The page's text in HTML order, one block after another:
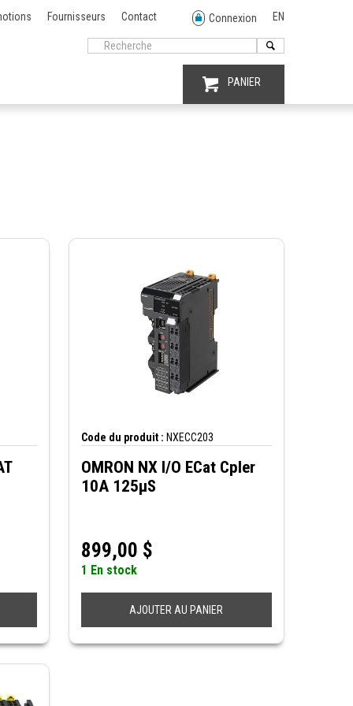
Fournisseurs Contact Connexion EN
PANIER
Code du produit : NXECC203
OMRON NX I/O ECat Cpler
10A 125µS
899,00 $
1 En stock
AJOUTER AU PANIER